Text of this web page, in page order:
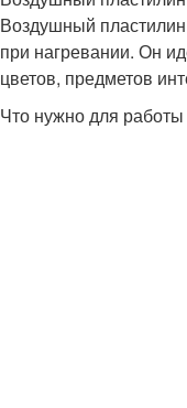
Воздушный
при нагревании. Он
цветов, предметов
Что нужно для